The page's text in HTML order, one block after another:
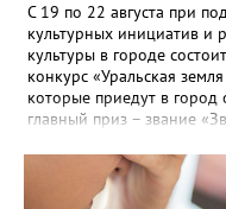
С 19 по 22 августа при
культурных инициатив и
культуры в городе
конкурс «Уральская
которые приедут в город
главный приз – звание
прослушивания
наставников,
приглашённых